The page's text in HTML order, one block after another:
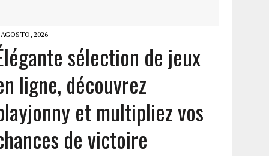
2026
sélection de jeux
ligne, découvrez
et multipliez vos
de victoire